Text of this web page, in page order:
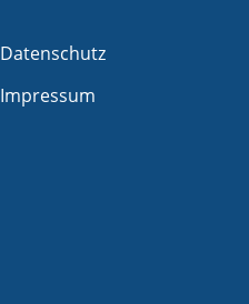
Datenschutz
Impressum